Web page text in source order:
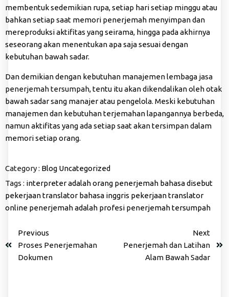
membentuk sedemikian rupa, setiap hari setiap minggu atau
bahkan setiap saat memori penerjemah menyimpan dan
mereproduksi aktifitas yang seirama, hingga pada akhirnya
seseorang akan menentukan apa saja sesuai dengan
kebutuhan bawah sadar.
Dan demikian dengan kebutuhan manajemen lembaga jasa
penerjemah tersumpah, tentu itu akan dikendalikan oleh otak
bawah sadar sang manajer atau pengelola. Meski kebutuhan
manajemen dan kebutuhan terjemahan lapangannya berbeda,
namun aktifitas yang ada setiap saat akan tersimpan dalam
memori setiap orang.
Category : Blog Uncategorized
Tags : interpreter adalahorang penerjemah bahasa disebut
pekerjaan translator bahasa inggris pekerjaan translator
online penerjemah adalah profesi penerjemah tersumpah
Previous
Proses Penerjemahan
Dokumen
Next
Penerjemah dan Latihan
Alam Bawah Sadar